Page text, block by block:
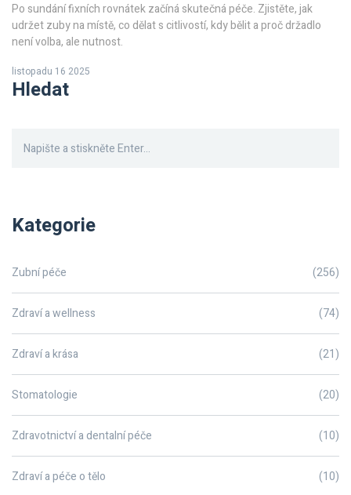
Po sundání fixních rovnátek začíná skutečná péče. Zjistěte, jak
udržet zuby na místě, co dělat s citlivostí, kdy bělit a proč držadlo
není volba, ale nutnost.
listopadu 16 2025
Hledat
Kategorie
Zubní péče (256)
Zdraví a wellness (74)
Zdraví a krása (21)
Stomatologie (20)
Zdravotnictví a dentalní péče (10)
Zdraví a péče o tělo (10)